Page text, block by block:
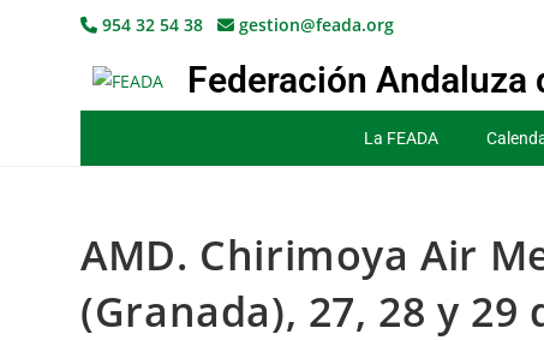
954 32 54 38 gestion@feada.org
Federación Andaluza
La FEADA
AMD. Chirimoya Air
(Granada), 27, 28 y 29